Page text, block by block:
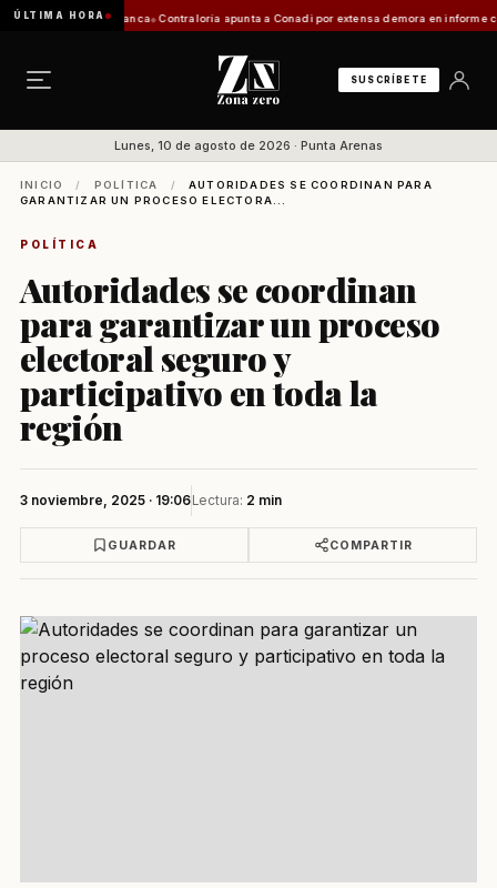
ÚLTIMA HORA
de Zona Franca Contraloría apunta a Conadi por extensa demora en informe
SUSCRÍBETE
Lunes, 10 de agosto de 2026 · Punta Arenas
INICIO / POLÍTICA /
AUTORIDADES SE COORDINAN PARA
GARANTIZAR UN PROCESO ELECTORA...
POLÍTICA
Autoridades se coordinan
para garantizar un proceso
electoral seguro y
participativo en toda la
región
3 noviembre, 2025 · 19:06Lectura: 2 min
GUARDAR COMPARTIR